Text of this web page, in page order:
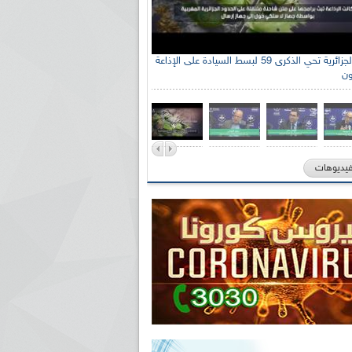
الإذاعة الجزائرية تحي الذكرى 59 لبسط السيادة على الإذاعة